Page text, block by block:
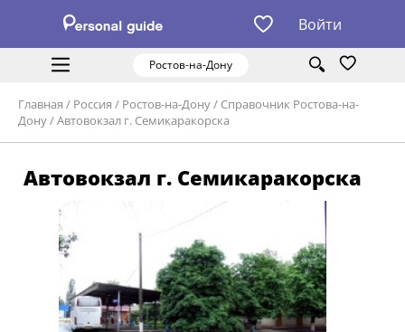
Войти
Ростов-на-Дону
Главная / Россия / Ростов-на-Дону/ Справочник Ростова-на-
Дону/Автовокзал г. Семикаракорска
Автовокзал г. Семикаракорска